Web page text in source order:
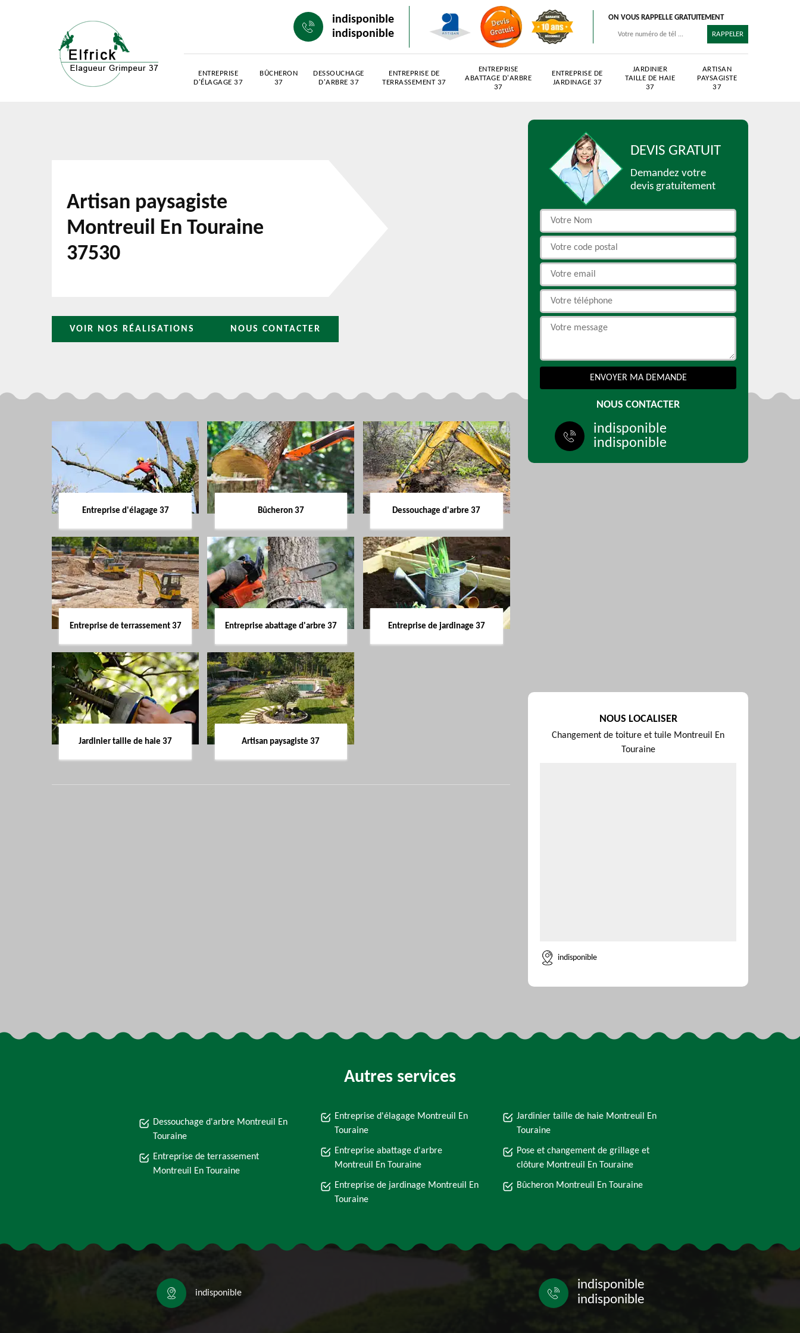
indisponible
indisponible
ON VOUS RAPPELLE GRATUITEMENT
ENTREPRISE
D'ÉLAGAGE 37
BÛCHERON
37
DESSOUCHAGE
D'ARBRE 37
ENTREPRISE DE
TERRASSEMENT 37
ENTREPRISE
ABATTAGE D'ARBRE
37
ENTREPRISE DE
JARDINAGE 37
JARDINIER
TAILLE DE HAIE
37
ARTISAN
PAYSAGISTE
37
Artisan paysagiste
Montreuil En Touraine
37530
VOIR NOS RÉALISATIONS NOUS CONTACTER
Entreprise d'élagage 37 Bûcheron 37 Dessouchage d'arbre 37
Entreprise de terrassement 37 Entreprise abattage d'arbre 37 Entreprise de jardinage 37
Jardinier taille de haie 37 Artisan paysagiste 37
DEVIS GRATUIT
Demandez votre
devis gratuitement
NOUS CONTACTER
indisponible
indisponible
NOUS LOCALISER
Changement de toiture et tuile Montreuil En
Touraine
indisponible
Autres services
Dessouchage d'arbre Montreuil En
Touraine
Entreprise de terrassement
Montreuil En Touraine
Entreprise d'élagage Montreuil En
Touraine
Entreprise abattage d'arbre
Montreuil En Touraine
Entreprise de jardinage Montreuil En
Touraine
Jardinier taille de haie Montreuil En
Touraine
Pose et changement de grillage et
clôture Montreuil En Touraine
Bûcheron Montreuil En Touraine
indisponible
indisponible
indisponible